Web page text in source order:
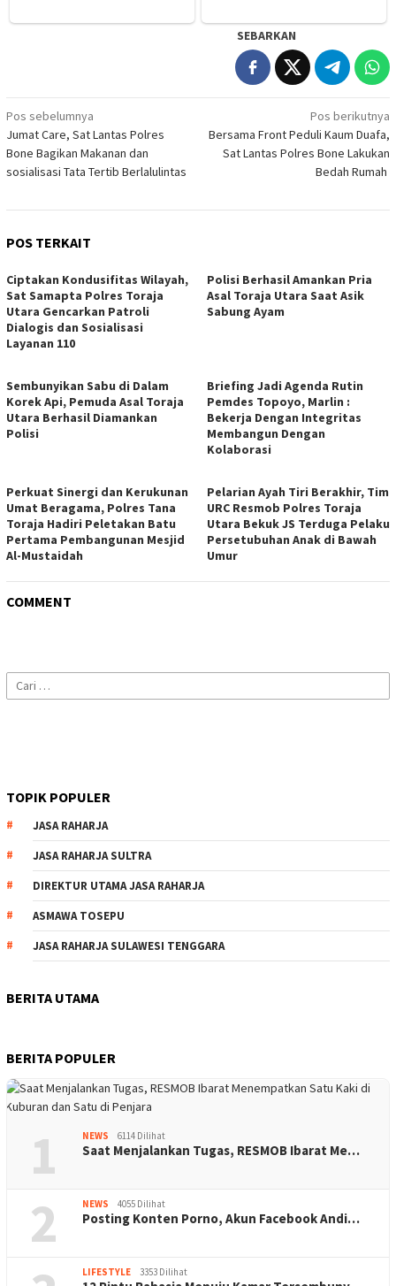
SEBARKAN
Navigasi
pos
Pos sebelumnya
Jumat Care, Sat Lantas Polres
Bone Bagikan Makanan dan
sosialisasi Tata Tertib Berlalulintas
Pos berikutnya
Bersama Front Peduli Kaum Duafa,
Sat Lantas Polres Bone Lakukan
Bedah Rumah
POS TERKAIT
Ciptakan Kondusifitas Wilayah,
Sat Samapta Polres Toraja
Utara Gencarkan Patroli
Dialogis dan Sosialisasi
Layanan 110
Polisi Berhasil Amankan Pria
Asal Toraja Utara Saat Asik
Sabung Ayam
Sembunyikan Sabu di Dalam
Korek Api, Pemuda Asal Toraja
Utara Berhasil Diamankan
Polisi
Briefing Jadi Agenda Rutin
Pemdes Topoyo, Marlin :
Bekerja Dengan Integritas
Membangun Dengan
Kolaborasi
Perkuat Sinergi dan Kerukunan
Umat Beragama, Polres Tana
Toraja Hadiri Peletakan Batu
Pertama Pembangunan Mesjid
Al-Mustaidah
Pelarian Ayah Tiri Berakhir, Tim
URC Resmob Polres Toraja
Utara Bekuk JS Terduga Pelaku
Persetubuhan Anak di Bawah
Umur
COMMENT
Cari
untuk:
TOPIK POPULER
JASA RAHARJA
JASA RAHARJA SULTRA
DIREKTUR UTAMA JASA RAHARJA
ASMAWA TOSEPU
JASA RAHARJA SULAWESI TENGGARA
BERITA UTAMA
BERITA POPULER
1 NEWS 6114 Dilihat
Saat Menjalankan Tugas, RESMOB Ibarat Me…
2 NEWS 4055 Dilihat
Posting Konten Porno, Akun Facebook Andi…
LIFESTYLE 3353 Dilihat